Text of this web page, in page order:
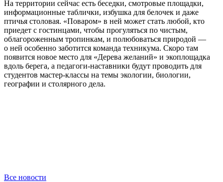
На территории сейчас есть беседки, смотровые площадки,
информационные таблички, избушка для белочек и даже
птичья столовая. «Поваром» в ней может стать любой, кто
приедет с гостинцами, чтобы прогуляться по чистым,
облагороженным тропинкам, и полюбоваться природой —
о ней особенно заботится команда техникума. Скоро там
появится новое место для «Дерева желаний» и экоплощадка
вдоль берега, а педагоги-наставники будут проводить для
студентов мастер-классы на темы экологии, биологии,
географии и столярного дела.
Все новости